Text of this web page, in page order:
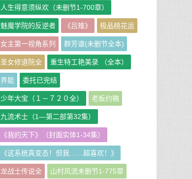
人生得意须纵欢（未删节1-700章）
魅魔学院的反逆者 《吕雉》 极品桃花运
女主第一视角系列 群芳谱(未删节全本)
圣女修道院全 重生特工艳美录 （全本）
界能 委托已完结
少年大宝（１－７２０全） 老板约稿
九流术士（1—第二部第32集）
《我的天下》（封面实体1-34集）
《这系统真变态！但我……超喜欢！》
龙战士传说全 山村风流未删节1-775章